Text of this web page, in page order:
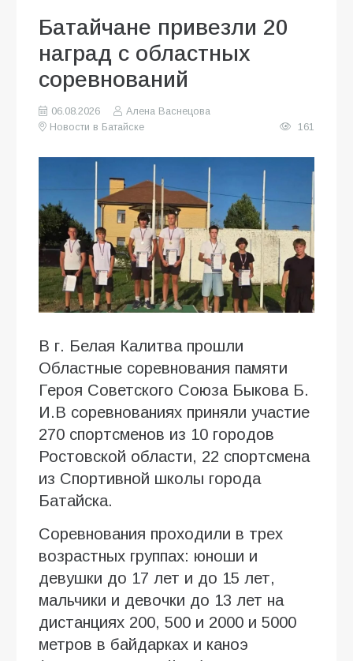
Батайчане привезли 20
наград с областных
соревнований
06.08.2026
Алена Васнецова
Новости в Батайске
161
В г. Белая Калитва прошли
Областные соревнования памяти
Героя Советского Союза Быкова Б.
И.В соревнованиях приняли участие
270 спортсменов из 10 городов
Ростовской области, 22 спортсмена
из Спортивной школы города
Батайска.
Соревнования проходили в трех
возрастных группах: юноши и
девушки до 17 лет и до 15 лет,
мальчики и девочки до 13 лет на
дистанциях 200, 500 и 2000 и 5000
метров в байдарках и каноэ